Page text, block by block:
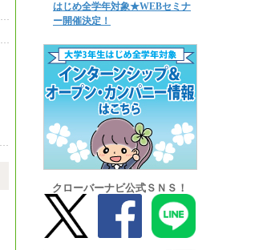
はじめ全学年対象★WEBセミナ
ー開催決定！
クローバーナビ公式ＳＮＳ！